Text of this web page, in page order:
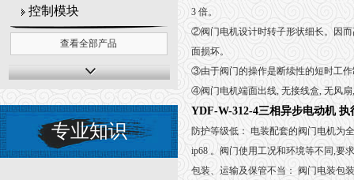
控制模块
查看全部产品
专业知识
3 倍。
②阀门电机设计时转子形状细长。因
面损坏。
③由于阀门的操作是断续性的短时工作
④阀门电机端面出线, 无接线盒, 无风扇
YDF-W-312-4三相异步电动机 执
防护等级低： 电装配套的阀门电机为
ip68 。阀门使用工况和环境等不同,要
包装、运输及保管不当： 阀门电装包